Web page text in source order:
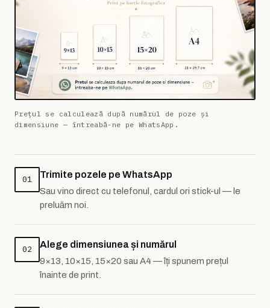
Prețul se calculează după numărul de poze și
dimensiune — întreabă-ne pe WhatsApp.
01 Trimite pozele pe WhatsApp
Sau vino direct cu telefonul, cardul ori stick-ul — le
preluăm noi.
02 Alege dimensiunea și numărul
9×13, 10×15, 15×20 sau A4 — îți spunem prețul
înainte de print.